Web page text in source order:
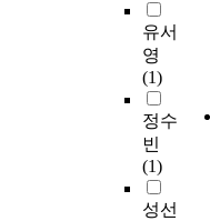
유서
영
(1)
정수
빈
(1)
성선